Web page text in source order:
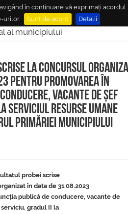
în continuare vă exprimați acordul
urilor.
Sunt de acord Detalii
MEDIAŞ
al municipiului
la concursul
pentru promovarea în
vacante de șef
Serviciul Resurse Umane
Primăriei Municipiului
probei scrise
în data de 31.08.2023
publică de conducere, vacante de
gradul II la